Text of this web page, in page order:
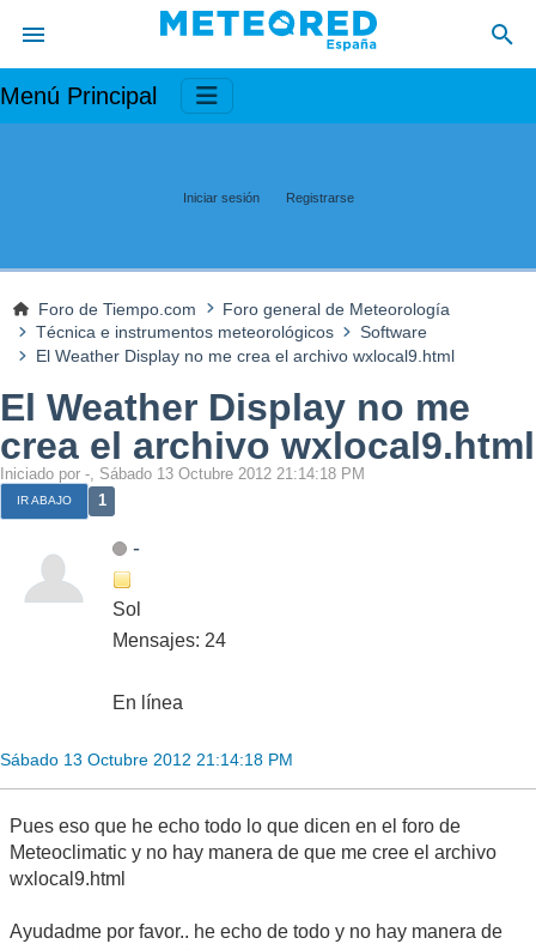
Menú Principal
Iniciar sesión Registrarse
Foro de Tiempo.com
Foro general de Meteorología
Técnica e instrumentos meteorológicos
Software
El Weather Display no me crea el archivo wxlocal9.html
El Weather Display no me
crea el archivo wxlocal9.html
Iniciado por -, Sábado 13 Octubre 2012 21:14:18 PM
IR ABAJO 1
-
Sol
Mensajes: 24
En línea
Sábado 13 Octubre 2012 21:14:18 PM
Pues eso que he echo todo lo que dicen en el foro de
Meteoclimatic y no hay manera de que me cree el archivo
wxlocal9.html
Ayudadme por favor.. he echo de todo y no hay manera de